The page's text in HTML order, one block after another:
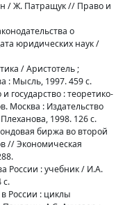
/ Ж. Патращук // Право и
о
юридических наук /
/ Аристотель ;
: Мысль, 1997. 459 с.
государство : теоретико-
Москва : Издательство
1998. 126 с.
биржа во второй
// Экономическая
России : учебник / И.А.
с.
России : циклы